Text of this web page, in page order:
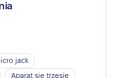
jack
Aparat się trzęsie